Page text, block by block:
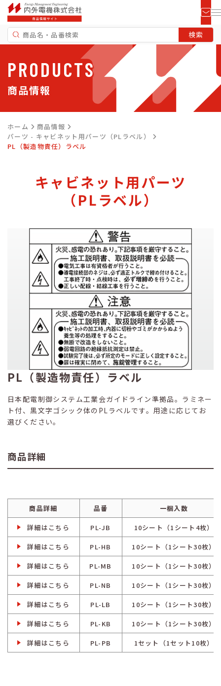
PRODUCTS
商品情報
ホーム
商品情報
パーツ - キャビネット用パーツ（PLラベル）
PL（製造物責任）ラベル
キャビネット用パーツ
（PLラベル）
PL（製造物責任）ラベル
日本配電制御システム工業会ガイドライン準拠品。ラミネー
ト付、黒文字ゴシック体のPLラベルです。用途に応じてお
選びください。
商品詳細
商品詳細 品番 一梱入数
詳細はこちら PL-JB 10シート（1シート4枚）
詳細はこちら PL-HB 10シート（1シート30枚）
詳細はこちら PL-MB 10シート（1シート30枚）
詳細はこちら PL-NB 10シート（1シート30枚）
詳細はこちら PL-LB 10シート（1シート30枚）
詳細はこちら PL-KB 10シート（1シート30枚）
詳細はこちら PL-PB 1セット（1セット10枚）